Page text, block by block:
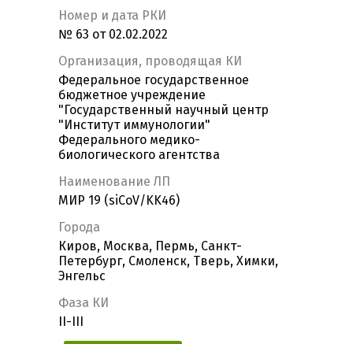
Номер и дата РКИ
№ 63 от 02.02.2022
Организация, проводящая КИ
Федеральное государственное
бюджетное учреждение
"Государственный научный центр
"Институт иммунологии"
Федерального медико-
биологического агентства
Наименование ЛП
МИР 19 (siCoV/KK46)
Города
Киров, Москва, Пермь, Санкт-
Петербург, Смоленск, Тверь, Химки,
Энгельс
Фаза КИ
II-III